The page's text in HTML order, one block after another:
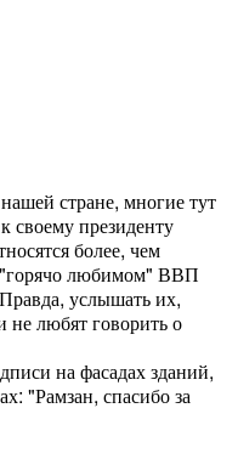
стране, многие тут
своему президенту
более, чем
любимом" ВВП
услышать их,
любят говорить о
на фасадах зданий,
"Рамзан, спасибо за